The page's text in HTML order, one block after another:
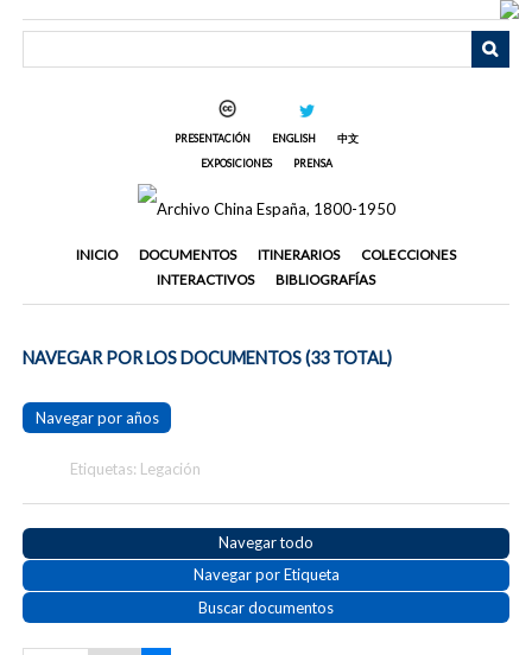
PRESENTACIÓN ENGLISH
中文
EXPOSICIONES
PRENSA
INICIO DOCUMENTOS ITINERARIOS
COLECCIONES
INTERACTIVOS
BIBLIOGRAFÍAS
NAVEGAR POR LOS DOCUMENTOS (33 TOTAL)
Navegar por años
Etiquetas: Legación
Navegar todo
Navegar por Etiqueta
Buscar documentos